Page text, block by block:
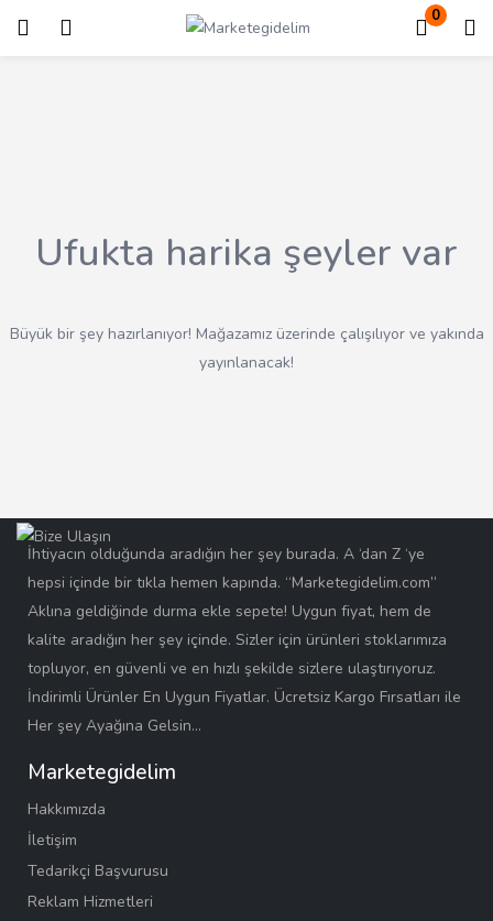
0
Giriş Kayıt ol
Ufukta harika şeyler var
Büyük bir şey hazırlanıyor! Mağazamız üzerinde çalışılıyor ve yakında
yayınlanacak!
İhtiyacın olduğunda aradığın her şey burada. A ‘dan Z ‘ye
hepsi içinde bir tıkla hemen kapında. “Marketegidelim.com”
Aklına geldiğinde durma ekle sepete! Uygun fiyat, hem de
kalite aradığın her şey içinde. Sizler için ürünleri stoklarımıza
topluyor, en güvenli ve en hızlı şekilde sizlere ulaştırıyoruz.
İndirimli Ürünler En Uygun Fiyatlar. Ücretsiz Kargo Fırsatları ile
Her şey Ayağına Gelsin…
Marketegidelim
Hakkımızda
İletişim
Tedarikçi Başvurusu
Reklam Hizmetleri